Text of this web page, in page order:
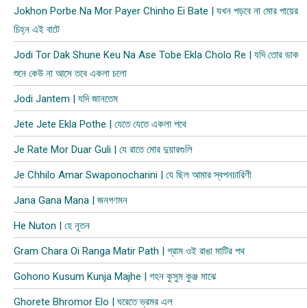
Jokhon Porbe Na Mor Payer Chinho Ei Bate | যখন পড়বে না মোর পায়ের
চিহ্ন এই বাটে
Jodi Tor Dak Shune Keu Na Ase Tobe Ekla Cholo Re | যদি তোর ডাক
শুনে কেউ না আসে তবে একলা চলো
Jodi Jantem | যদি জানতেম
Jete Jete Ekla Pothe | যেতে যেতে একলা পথে
Je Rate Mor Duar Guli | যে রাতে মোর দুয়ারগুলি
Je Chhilo Amar Swaponocharini | যে ছিল আমার স্বপনচারিণী
Jana Gana Mana | জনগণমন
He Nuton | হে নূতন
Gram Chara Oi Ranga Matir Path | গ্রাম ওই রাঙা মাটির পথ
Gohono Kusum Kunja Majhe | গহন কুসুম কুঞ্জ মাঝে
Ghorete Bhromor Elo | ঘরেতে ভ্রমর এল